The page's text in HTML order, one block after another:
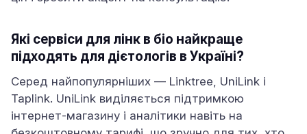
Які сервіси для лінк в біо найкраще
підходять для дієтологів в Україні?
Серед найпопулярніших — Linktree, UniLink і
Taplink. UniLink виділяється підтримкою
інтернет-магазину і аналітики навіть на